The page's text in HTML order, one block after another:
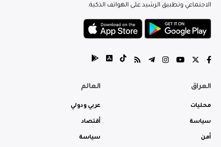
الاجتماعي وتطبيق الرشيد على الهواتف الذكية.
العراق
محليات
سياسة
أمن
العالم
عربي ودولي
أقتصاد
سياسة